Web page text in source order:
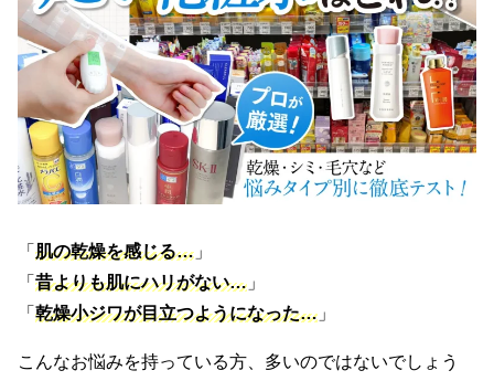
「 肌の乾燥を感じる… 」
「 昔よりも肌にハリがない… 」
「 乾燥小ジワが目立つようになった… 」
こんなお悩みを持っている方、多いのではないでしょう